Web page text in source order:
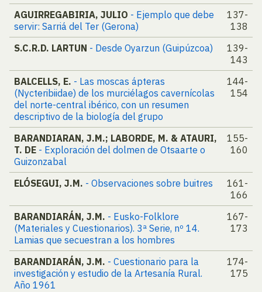
AGUIRREGABIRIA, JULIO - Ejemplo que debe
servir: Sarriá del Ter (Gerona)
137-
138
S.C.R.D. LARTUN - Desde Oyarzun (Guipúzcoa)
139-
143
BALCELLS, E. - Las moscas ápteras
(Nycteribiidae) de los murciélagos cavernícolas
del norte-central ibérico, con un resumen
descriptivo de la biología del grupo
144-
154
BARANDIARAN, J.M.; LABORDE, M. & ATAURI,
T. DE - Exploración del dolmen de Otsaarte o
Guizonzabal
155-
160
ELÓSEGUI, J.M. - Observaciones sobre buitres
161-
166
BARANDIARÁN, J.M. - Eusko-Folklore
(Materiales y Cuestionarios). 3ª Serie, nº 14.
Lamias que secuestran a los hombres
167-
173
BARANDIARÁN, J.M. - Cuestionario para la
investigación y estudio de la Artesanía Rural.
Año 1961
174-
175